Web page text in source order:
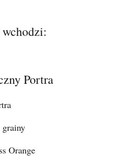
Portra
Orange